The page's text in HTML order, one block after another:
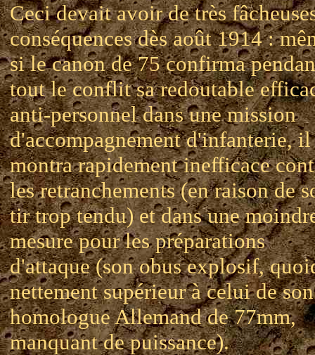
Ceci devait avoir de très
conséquences dès août 1914 :
si le canon de 75 confirma
tout le conflit sa redoutable
anti-personnel dans une mission
d'accompagnement d'infanterie, il
montra rapidement inefficace
les retranchements (en raison de
tir trop tendu) et dans une
mesure pour les préparations
d'attaque (son obus explosif,
nettement supérieur à celui de son
homologue Allemand de 77mm,
manquant de puissance).